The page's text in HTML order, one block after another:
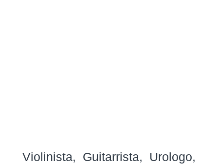
Violinista Guitarrista
Urologo